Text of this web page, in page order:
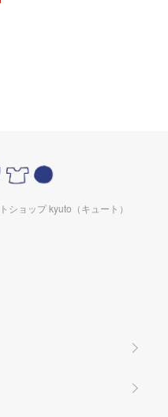
ショップ kyuto（キュート）